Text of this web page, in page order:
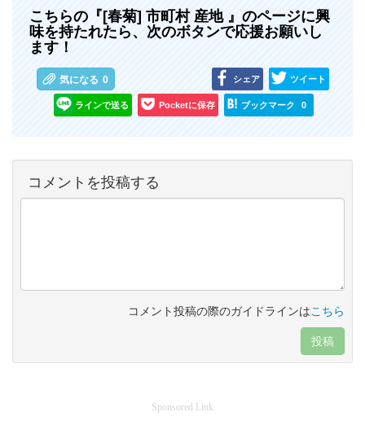
こちらの『[春菊] 市町村 産地 』のページに興
味を持たれたら、次のボタンで応援お願いし
ます！
気になる 0 シェア ツイート
ラインで送る Pocketに保存 ブックマーク 0
コメントを投稿する
コメント投稿の際のガイドラインはこちら
投稿
Sponsored Link